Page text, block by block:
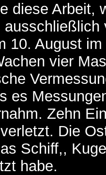
diese Arbeit,
10. August
vier
es
Zehn
Die
Schiff,,
habe.